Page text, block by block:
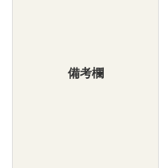
備考欄